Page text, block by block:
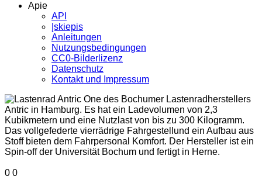
Apie
API
Įskiepis
Anleitungen
Nutzungsbedingungen
CC0-Bilderlizenz
Datenschutz
Kontakt und Impressum
0 0